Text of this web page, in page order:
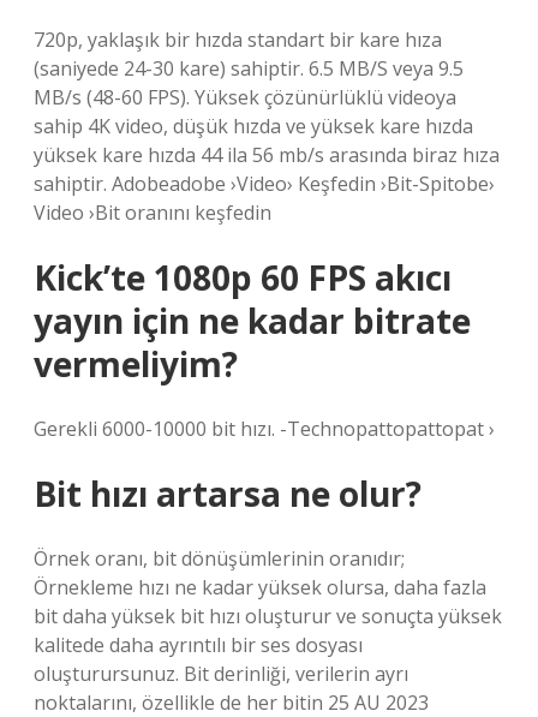
720p, yaklaşık bir hızda standart bir kare hıza
(saniyede 24-30 kare) sahiptir. 6.5 MB/S veya 9.5
MB/s (48-60 FPS). Yüksek çözünürlüklü videoya
sahip 4K video, düşük hızda ve yüksek kare hızda
yüksek kare hızda 44 ila 56 mb/s arasında biraz hıza
sahiptir. Adobeadobe ›Video› Keşfedin ›Bit-Spitobe›
Video ›Bit oranını keşfedin
Kick’te 1080p 60 FPS akıcı
yayın için ne kadar bitrate
vermeliyim?
Gerekli 6000-10000 bit hızı. -Technopattopattopat ›
Bit hızı artarsa ne olur?
Örnek oranı, bit dönüşümlerinin oranıdır;
Örnekleme hızı ne kadar yüksek olursa, daha fazla
bit daha yüksek bit hızı oluşturur ve sonuçta yüksek
kalitede daha ayrıntılı bir ses dosyası
oluşturursunuz. Bit derinliği, verilerin ayrı
noktalarını, özellikle de her bitin 25 AU 2023